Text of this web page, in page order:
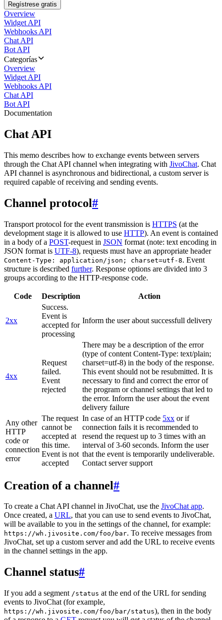
Regístrese gratis
Overview
Widget API
Webhooks API
Chat API
Bot API
Categorías
Overview
Widget API
Webhooks API
Chat API
Bot API
Documentation
Chat API
This memo describes how to exchange events between servers
through the Chat API channel when integrating with JivoChat. Chat
API channel is asynchronous and bidirectional, a custom server is
required capable of receiving and sending events.
Channel protocol#
Transport protocol for the event transmission is HTTPS (at the
development stage it is allowed to use HTTP). An event is contained
in a body of a POST-request in JSON format (note: text encoding in
JSON format is UTF-8), requests must have an appropriate header
Content-Type: application/json; charset=utf-8. Event
structure is described further. Response options are divided into 3
groups according to the HTTP-response code.
Code Description Action
2xx
Success.
Event is
accepted for
processing
Inform the user about successfull delivery
4xx
Request
failed.
Event
rejected
There may be a description of the error
(type of content Content-Type: text/plain;
charset=utf-8) in the body of the response.
This event should not be resubmitted. It is
necessary to find and correct the error of
the program or channel settings that led to
the error. Inform the user about the event
delivery failure
Any other
HTTP
code or
connection
error
The request
cannot be
accepted at
this time.
Event is not
accepted
In case of an HTTP code 5xx or if
connection fails it is recommended to
resend the request up to 3 times with an
interval of 3-60 seconds. Inform the user
that the event is temporarily undeliverable.
Contact server support
Creation of a channel#
To create a Chat API channel in JivoChat, use the JivoChat app.
Once created, a URL, that you can use to send events to JivoChat,
will be available to you in the settings of the channel, for example:
https://wh.jivosite.com/foo/bar. To receive messages from
JivoChat, set up a custom server and add the URL to receive events
in the channel settings in the app.
Channel status#
If you add a segment /status at the end of the URL for sending
events to JivoChat (for example,
https://wh.jivosite.com/foo/bar/status), then in the body